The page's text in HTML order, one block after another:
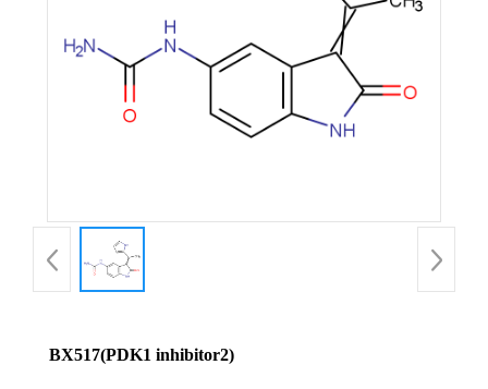
BX517(PDK1 inhibitor2)